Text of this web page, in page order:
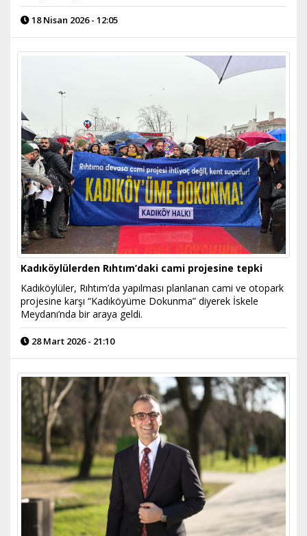
18 Nisan 2026 - 12:05
Kadıköylülerden Rıhtım’daki cami projesine tepki
Kadıköylüler, Rıhtım’da yapılması planlanan cami ve otopark
projesine karşı “Kadıköyüme Dokunma” diyerek İskele
Meydanı’nda bir araya geldi.
28 Mart 2026 - 21:10